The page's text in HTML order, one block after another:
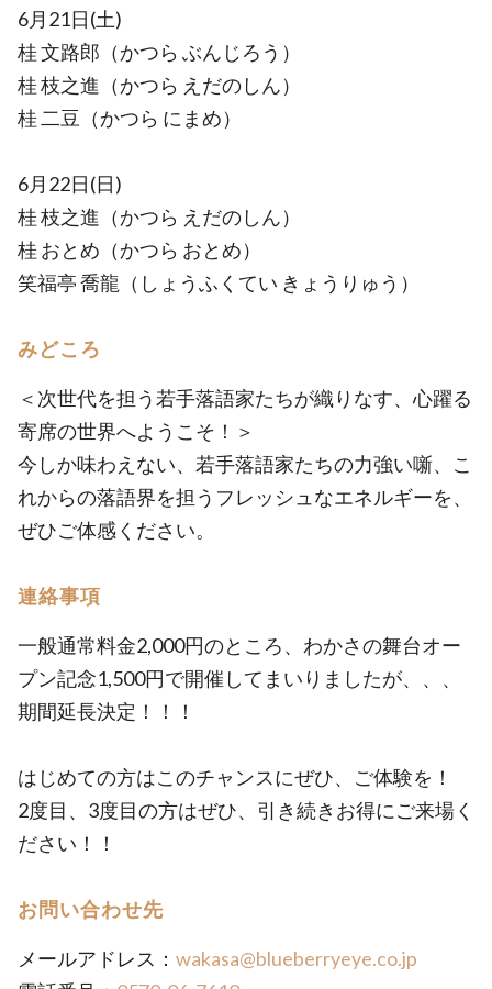
6月21日(土)
桂 文路郎（かつら ぶんじろう）
桂 枝之進（かつら えだのしん）
桂 二豆（かつら にまめ）
6月22日(日)
桂 枝之進（かつら えだのしん）
桂 おとめ（かつら おとめ）
笑福亭 喬龍（しょうふくてい きょうりゅう）
みどころ
＜次世代を担う若手落語家たちが織りなす、心躍る
寄席の世界へようこそ！＞
今しか味わえない、若手落語家たちの力強い噺、こ
れからの落語界を担うフレッシュなエネルギーを、
ぜひご体感ください。
連絡事項
一般通常料金2,000円のところ、わかさの舞台オー
プン記念1,500円で開催してまいりましたが、、、
期間延長決定！！！
はじめての方はこのチャンスにぜひ、ご体験を！
2度目、3度目の方はぜひ、引き続きお得にご来場く
ださい！！
お問い合わせ先
メールアドレス： wakasa@blueberryeye.co.jp